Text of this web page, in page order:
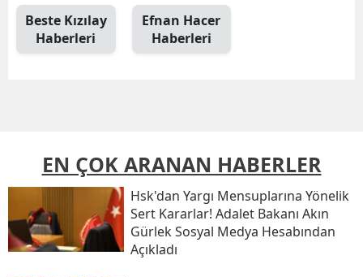
Beste Kızılay
Haberleri
Efnan Hacer
Haberleri
EN ÇOK ARANAN HABERLER
Hsk'dan Yargı Mensuplarına Yönelik
Sert Kararlar! Adalet Bakanı Akın
Gürlek Sosyal Medya Hesabından
Açıkladı